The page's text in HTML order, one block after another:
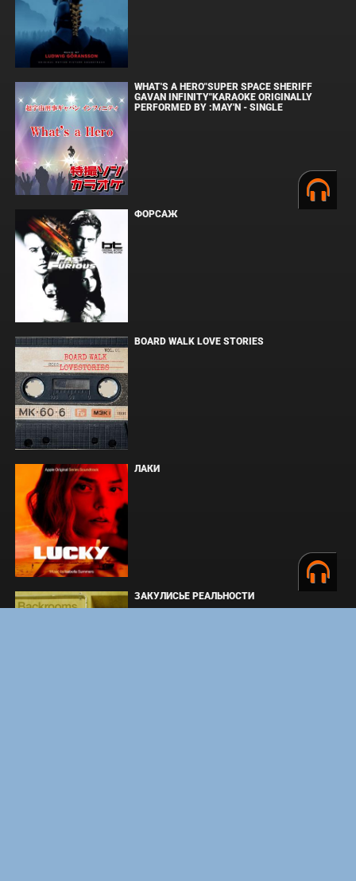
WHAT'S A HERO"SUPER SPACE SHERIFF
GAVAN INFINITY"KARAOKE ORIGINALLY
PERFORMED BY :MAY'N - SINGLE
ФОРСАЖ
BOARD WALK LOVE STORIES
ЛАКИ
ЗАКУЛИСЬЕ РЕАЛЬНОСТИ